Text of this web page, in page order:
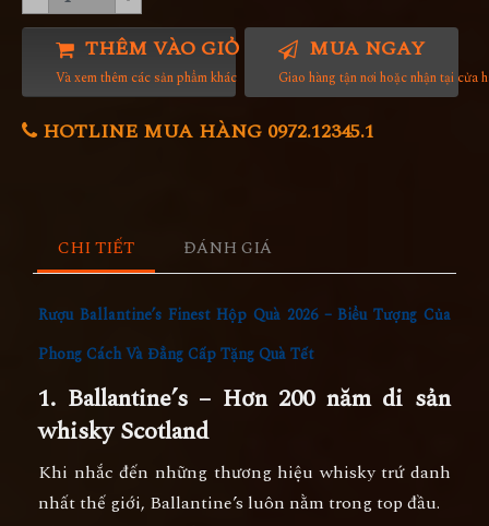
THÊM VÀO GIỎ HÀNG
Và xem thêm các sản phẩm khác
MUA NGAY
Giao hàng tận nơi hoặc nhận tại cửa
HOTLINE MUA HÀNG 0972.12345.1
CHI TIẾT ĐÁNH GIÁ
Rượu Ballantine’s Finest Hộp Quà 2026 – Biểu Tượng Của
Phong Cách Và Đẳng Cấp Tặng Quà Tết
1. Ballantine’s – Hơn 200 năm di sản
whisky Scotland
Khi nhắc đến những thương hiệu whisky trứ danh
nhất thế giới, Ballantine’s luôn nằm trong top đầu.